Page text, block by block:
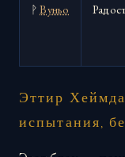
ᚹВуньо
Эттир
испытания,